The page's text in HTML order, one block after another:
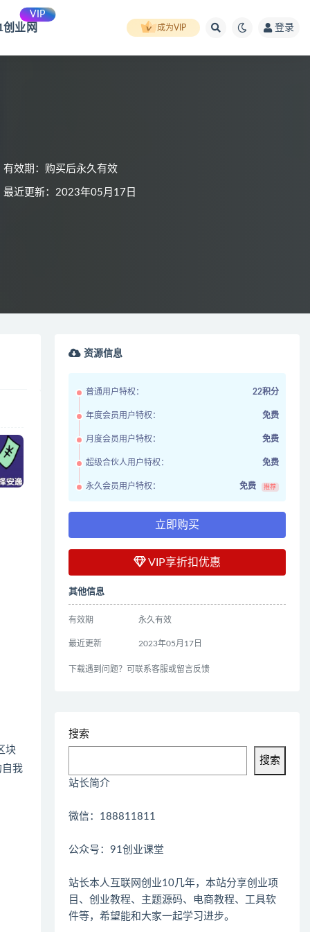
创业网
VIP
成为VIP 登录
有效期：购买后永久有效
最近更新：2023年05月17日
块
自我
资源信息
普通用户特权： 22积分
年度会员用户特权： 免费
月度会员用户特权： 免费
超级合伙人用户特权： 免费
永久会员用户特权： 免费 推荐
立即购买
VIP享折扣优惠
其他信息
有效期 永久有效
最近更新 2023年05月17日
下载遇到问题？可联系客服或留言反馈
搜索
搜索
站长简介
微信：188811811
公众号：91创业课堂
站长本人互联网创业10几年，本站分享创业项
目、创业教程、主题源码、电商教程、工具软
件等，希望能和大家一起学习进步。